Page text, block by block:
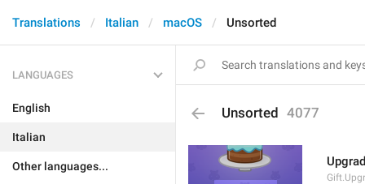
Translations Italian macOS Unsorted
LANGUAGES
English
Italian
Other languages...
Unsorted 4077